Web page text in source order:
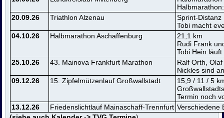
20.09.26
Triathlon Alzenau
Sprint-Distanz
Tobi macht
04.10.26
Halbmarathon Aschaffenburg
21,1 km
Rudi Frank
Tobi Hein
25.10.26
43. Mainova Frankfurt Marathon
Ralf Orth,
Nickles sind
09.12.26
15. Zipfelmützenlauf Großwallstadt
15,9 / 11 / 5
Termin noch
13.12.26
Friedenslichtlauf Mainaschaff-Trennfurt Verschiedene